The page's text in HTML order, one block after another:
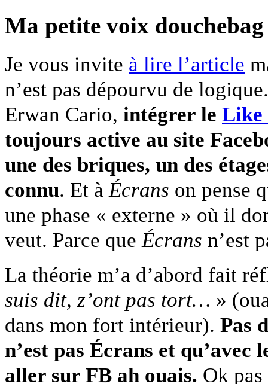
Ma petite voix douchebag
Je vous invite à lire l’article
n’est pas dépourvu de
Erwan Cario, intégrer le Like
toujours active au site
une des briques, un des
connu. Et à Écrans on pense
une phase « externe » où il
veut. Parce que Écrans n’est
La théorie m’a d’abord fait
suis dit, z’ont pas tort… »
dans mon fort intérieur). Pas
n’est pas Écrans et
aller sur FB ah ouais. Ok